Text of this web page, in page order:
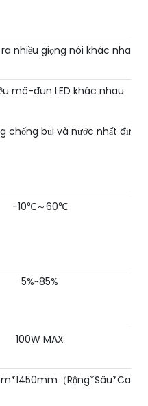
nhiều giọng nói khác nhau
mô-đun LED khác nhau
chống bụi và nước nhất định
-10℃～60℃
5%~85%
100W MAX
（Rộng*Sâu*Cao）